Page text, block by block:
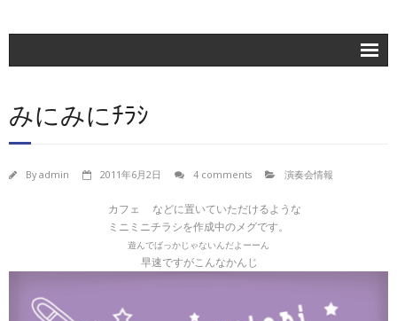
楽団紹介
みにみにﾁﾗｼ
Byadmin 2011年6月2日 4 comments 演奏会情報
カフェ
などに置いていただけるような
ミニミニチラシを作成中のメグです。
遊んでばっかじゃないんだよーーん
早速ですがこんなかんじ